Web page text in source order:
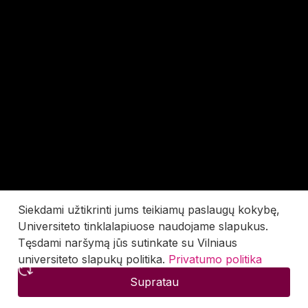
Siekdami užtikrinti jums teikiamų paslaugų kokybę,
Universiteto tinklalapiuose naudojame slapukus.
Tęsdami naršymą jūs sutinkate su Vilniaus
universiteto slapukų politika. Privatumo politika
Supratau